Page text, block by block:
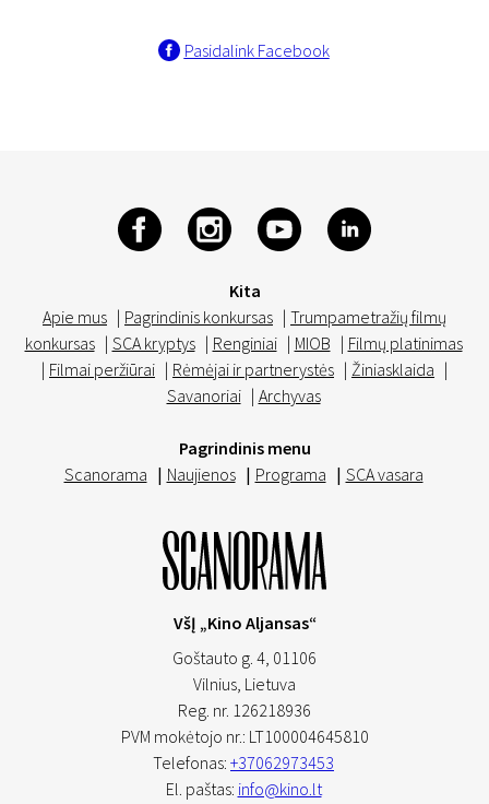
Pasidalink Facebook
Kita
Apie mus | Pagrindinis konkursas | Trumpametražių filmų
konkursas | SCA kryptys | Renginiai | MIOB | Filmų platinimas
| Filmai peržiūrai | Rėmėjai ir partnerystės | Žiniasklaida |
Savanoriai | Archyvas
Pagrindinis menu
Scanorama | Naujienos | Programa | SCA vasara
VšĮ „Kino Aljansas“
Goštauto g. 4, 01106
Vilnius, Lietuva
Reg. nr. 126218936
PVM mokėtojo nr.: LT100004645810
Telefonas: +37062973453
El. paštas: info@kino.lt